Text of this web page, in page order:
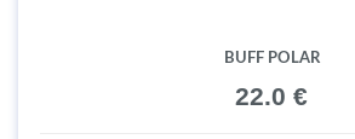
BUFF POLAR
22.0 €